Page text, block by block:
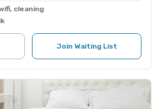
cleaning
Join Waiting List